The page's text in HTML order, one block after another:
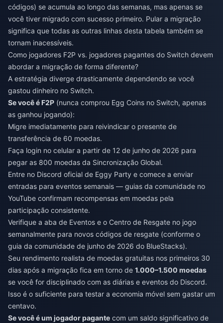
códigos) se acumula ao longo das semanas, mas apenas se
você tiver migrado com sucesso primeiro. Pular a migração
significa que todas as outras linhas desta tabela também se
tornam inacessíveis.
Como jogadores F2P vs. jogadores pagantes do Switch devem
abordar a migração de forma diferente?
A estratégia diverge drasticamente dependendo se você
gastou dinheiro no Switch.
Se você é F2P (nunca comprou Egg Coins no Switch, apenas
as ganhou jogando):
Migre imediatamente para reivindicar o presente de
transferência de 60 moedas.
Faça login no celular a partir de 12 de junho de 2026 para
pegar as 800 moedas da Sincronização Global.
Entre no Discord oficial de Eggy Party e comece a enviar
entradas para eventos semanais — guias da comunidade no
YouTube confirmam recompensas em moedas pela
participação consistente.
Verifique a aba de Eventos e o Centro de Resgate no jogo
semanalmente para novos códigos de resgate (conforme o
guia da comunidade de junho de 2026 do BlueStacks).
Seu rendimento realista de moedas gratuitas nos primeiros 30
dias após a migração fica em torno de 1.000–1.500 moedas
se você for disciplinado com as diárias e eventos do Discord.
Isso é o suficiente para testar a economia móvel sem gastar um
centavo.
Se você é um jogador pagante com um saldo significativo de